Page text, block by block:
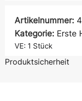
Artikelnummer:
Kategorie: Erste
VE: 1 Stück
Produktsicherheit